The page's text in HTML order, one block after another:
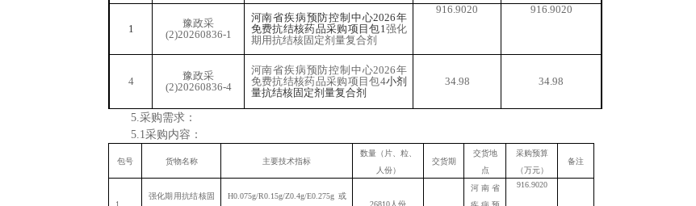
1
豫政采
(2)20260836-1
河南省疾病预防控制中心2026年
免费抗结核药品采购项目包1强化
期用抗结核固定剂量复合剂
916.9020 916.9020
4
豫政采
(2)20260836-4
河南省疾病预防控制中心2026年
免费抗结核药品采购项目包4小剂
量抗结核固定剂量复合剂
34.98 34.98
5.采购需求：
5.1采购内容：
包号 货物名称 主要技术指标
数量（片、粒、
人份）
交货期
交货地
点
采购预算
（万元）
备注
1
强化期用抗结核固
H0.075g/R0.15g/Z0.4g/E0.275g或
26810人份
河南省
916.9020